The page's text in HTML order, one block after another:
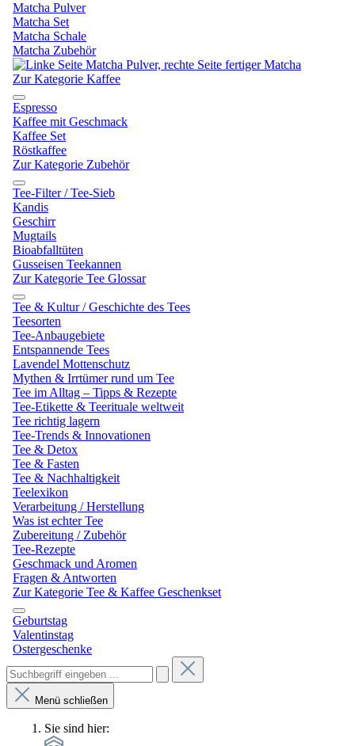
Matcha Pulver
Matcha Set
Matcha Schale
Matcha Zubehör
Zur Kategorie Kaffee
Espresso
Kaffee mit Geschmack
Kaffee Set
Röstkaffee
Zur Kategorie Zubehör
Tee-Filter / Tee-Sieb
Kandis
Geschirr
Mugtails
Bioabfalltüten
Gusseisen Teekannen
Zur Kategorie Tee Glossar
Tee & Kultur / Geschichte des Tees
Teesorten
Tee-Anbaugebiete
Entspannende Tees
Lavendel Mottenschutz
Mythen & Irrtümer rund um Tee
Tee im Alltag – Tipps & Rezepte
Tee-Etikette & Teerituale weltweit
Tee richtig lagern
Tee-Trends & Innovationen
Tee & Detox
Tee & Fasten
Tee & Nachhaltigkeit
Teelexikon
Verarbeitung / Herstellung
Was ist echter Tee
Zubereitung / Zubehör
Tee-Rezepte
Geschmack und Aromen
Fragen & Antworten
Zur Kategorie Tee & Kaffee Geschenkset
Geburtstag
Valentinstag
Ostergeschenke
Menü schließen
Sie sind hier: